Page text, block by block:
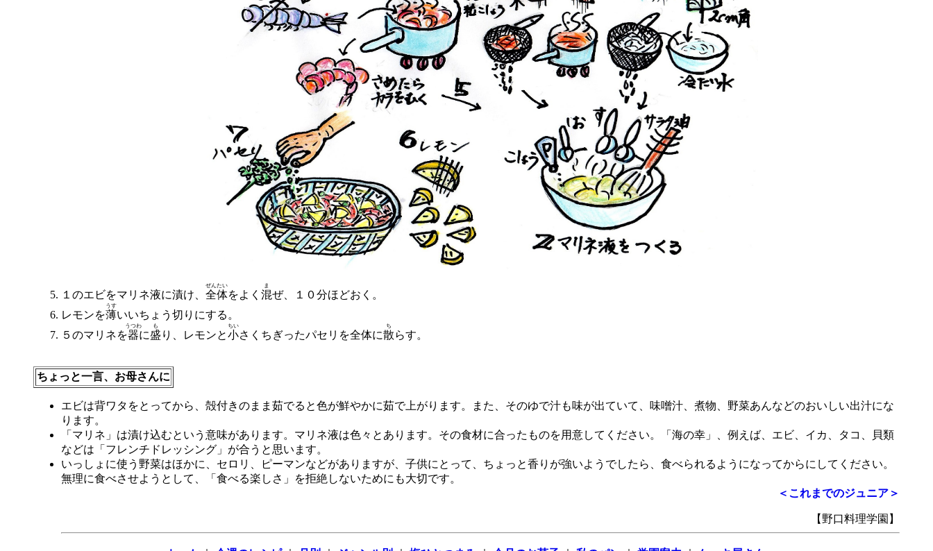
１のエビをマリネ液に漬け、 全体
ぜんたい
をよく 混
ま
ぜ、１０分ほどおく。
レモンを薄
うす
いいちょう切りにする。
５のマリネを器
うつわ
に盛
も
り、レモンと小
ちい
さくちぎったパセリを全体に散
ち
らす。
ちょっと一言、お母さんに
エビは背ワタをとってから、殻付きのまま茹でると色が鮮やかに茹で上がります。また、そのゆで汁も味が出ていて、味噌汁、煮物、野菜あんなどのおいしい出汁にな
ります。
「マリネ」は漬け込むという意味があります。マリネ液は色々とあります。その食材に合ったものを用意してください。「海の幸」、例えば、エビ、イカ、タコ、貝類
などは「フレンチドレッシング」が合うと思います。
いっしょに使う野菜はほかに、セロリ、ピーマンなどがありますが、子供にとって、ちょっと香りが強いようでしたら、食べられるようになってからにしてください。
無理に食べさせようとして、「食べる楽しさ」を拒絶しないためにも大切です。
＜これまでのジュニア＞
【野口料理学園】